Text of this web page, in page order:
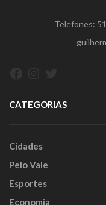
Telefones:
CATEGORIAS
Cidades
Pelo Vale
Esportes
Economia